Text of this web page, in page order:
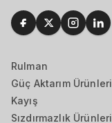
Rulman
Güç Aktarım Ürünleri
Kayış
Sızdırmazlık Ürünleri